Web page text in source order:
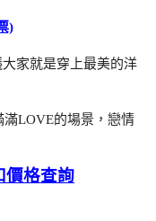
)
家就是穿上最美的洋
LOVE的場景，戀情
價格查詢